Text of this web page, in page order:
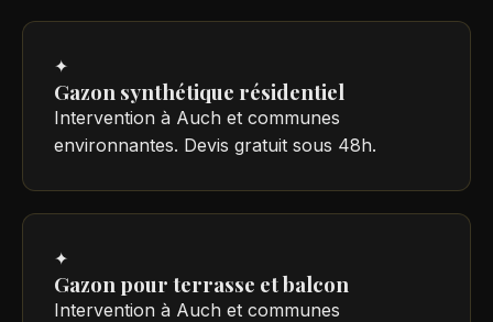
✦
Gazon synthétique résidentiel
Intervention à Auch et communes
environnantes. Devis gratuit sous 48h.
✦
Gazon pour terrasse et balcon
Intervention à Auch et communes